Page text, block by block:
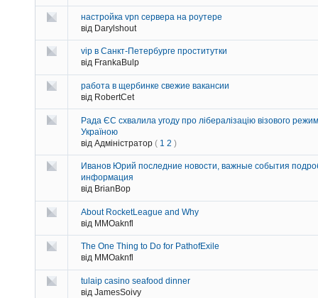
настройка vpn сервера на роутере
від Darylshout
vip в Санкт-Петербурге проститутки
від FrankaBulp
работа в щербинке свежие вакансии
від RobertCet
Рада ЄС схвалила угоду про лібералізацію візового
Україною
від Адміністратор ( 1 2 )
Иванов Юрий последние новости, важные события
информация
від BrianBop
About RocketLeague and Why
від MMOaknfl
The One Thing to Do for PathofExile
від MMOaknfl
tulaip casino seafood dinner
від JamesSoivy